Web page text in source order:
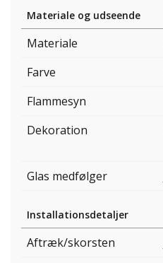
Materiale og udseende
Materiale
Farve
Flammesyn
Dekoration
Glas medfølger
Installationsdetaljer
Aftræk/skorsten